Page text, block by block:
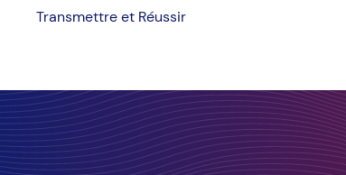
Transmettre et Réussir